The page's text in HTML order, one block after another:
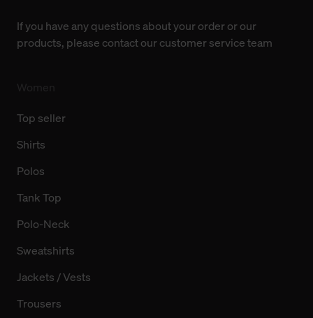
If you have any questions about your order or our
products, please contact our customer service team
Top seller
Shirts
Polos
Tank Top
Polo-Neck
Sweatshirts
Jackets / Vests
Trousers